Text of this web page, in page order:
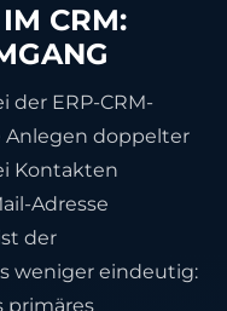
CRM:
der ERP-CRM-
doppelter
Kontakten
Adresse
der
weniger eindeutig:
primäres